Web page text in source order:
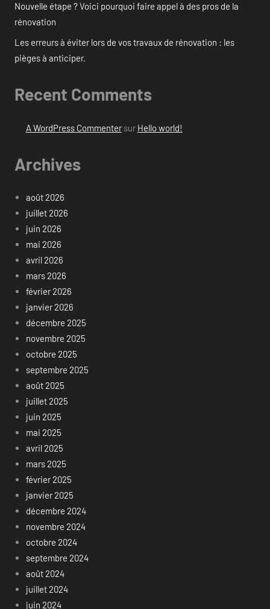
Nouvelle étape ? Voici pourquoi faire appel à des pros de la
rénovation
Les erreurs à éviter lors de vos travaux de rénovation : les
pièges à anticiper.
Recent Comments
A WordPress Commentersur Hello world!
Archives
août 2026
juillet 2026
juin 2026
mai 2026
avril 2026
mars 2026
février 2026
janvier 2026
décembre 2025
novembre 2025
octobre 2025
septembre 2025
août 2025
juillet 2025
juin 2025
mai 2025
avril 2025
mars 2025
février 2025
janvier 2025
décembre 2024
novembre 2024
octobre 2024
septembre 2024
août 2024
juillet 2024
juin 2024